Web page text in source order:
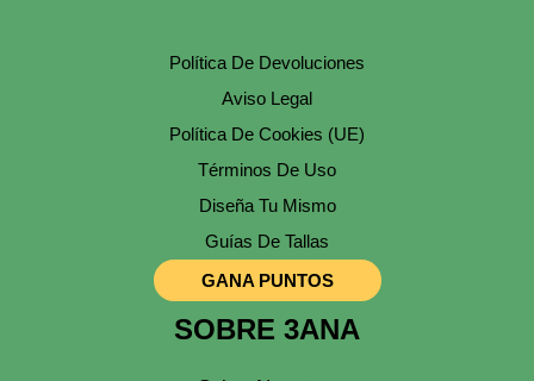
De
Producto
Política De Devoluciones
Aviso Legal
Política De Cookies (UE)
Términos De Uso
Diseña Tu Mismo
Guías De Tallas
GANA PUNTOS
SOBRE 3ANA